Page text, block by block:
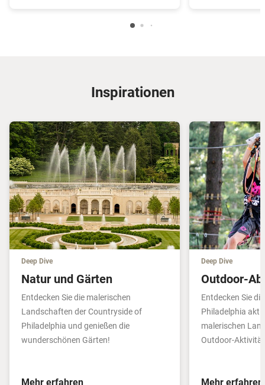
Inspirationen
Deep Dive
Natur und Gärten
Entdecken Sie die malerischen
Landschaften der Countryside of
Philadelphia und genießen die
wunderschönen Gärten!
Mehr erfahren
Deep Dive
Outdoor-
Entdecken Sie
Philadelphia
malerischen
Outdoor-
Mehr erfahren